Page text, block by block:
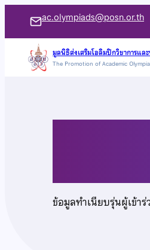
เนื้อหา
ac.olympiads@posn.or.th
มูลนิธิส่งเสริมโอลิมปิกวิชาการแ
The Promotion of Academic
ข้อมูลทำเนียบรุ่นผู้เข้า